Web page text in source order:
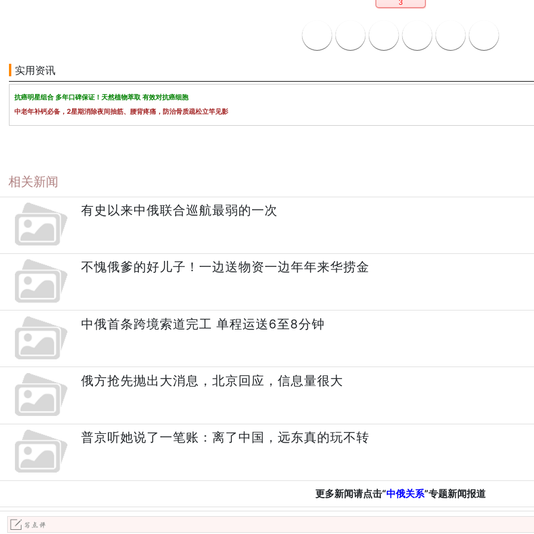
3
实用资讯
抗癌明星组合 多年口碑保证！天然植物萃取 有效对抗癌细胞
中老年补钙必备，2星期消除夜间抽筋、腰背疼痛，防治骨质疏松立竿见影
相关新闻
有史以来中俄联合巡航最弱的一次
不愧俄爹的好儿子！一边送物资一边年年来华捞金
中俄首条跨境索道完工 单程运送6至8分钟
俄方抢先抛出大消息，北京回应，信息量很大
普京听她说了一笔账：离了中国，远东真的玩不转
更多新闻请点击“中俄关系”专题新闻报道